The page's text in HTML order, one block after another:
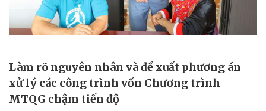
Làm rõ nguyên nhân và đề xuất phương án
xử lý các công trình vốn Chương trình
MTQG chậm tiến độ